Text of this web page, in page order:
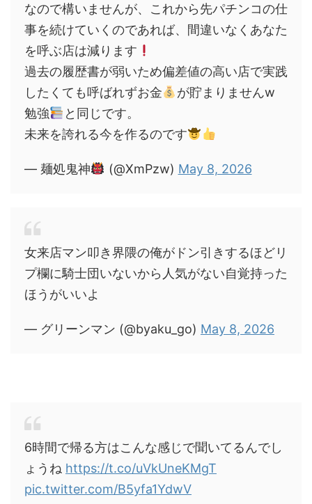
なので構いませんが、これから先パチンコの仕
事を続けていくのであれば、間違いなくあなた
を呼ぶ店は減ります
過去の履歴書が弱いため偏差値の高い店で実践
したくても呼ばれずお金
が貯まりませんw
勉強
と同じです。
未来を誇れる今を作るのです
— 麺処鬼神 (@XmPzw) May 8, 2026
女来店マン叩き界隈の俺がドン引きするほどリ
プ欄に騎士団いないから人気がない自覚持った
ほうがいいよ
— グリーンマン (@byaku_go) May 8, 2026
6時間で帰る方はこんな感じで聞いてるんでし
ょうね https://t.co/uVkUneKMgT
pic.twitter.com/B5yfa1YdwV